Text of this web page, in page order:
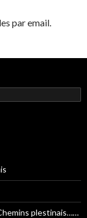
par email.
plestinais……